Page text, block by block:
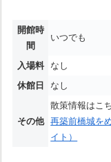
開館時
間
いつでも
入場料
なし
休館日
なし
その他
散策情報はこ
再築前橋城を
イト）